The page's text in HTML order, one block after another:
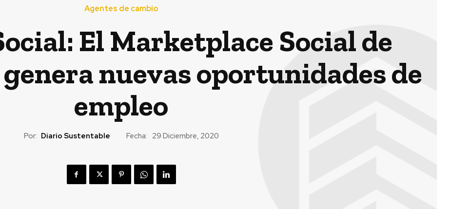
Agentes de cambio
El Marketplace Social de
nuevas oportunidades de
empleo
Por: Diario Sustentable Fecha: 29 Diciembre, 2020